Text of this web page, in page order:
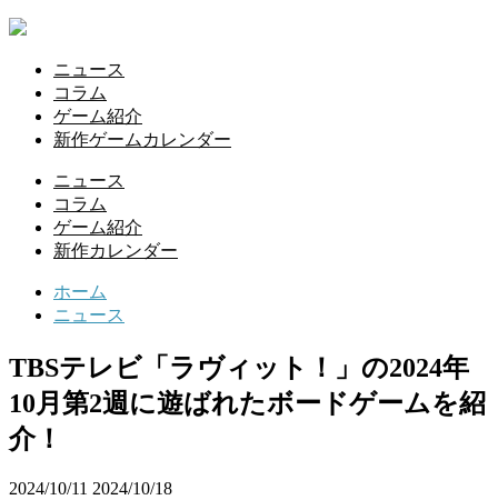
ニュース
コラム
ゲーム紹介
新作ゲームカレンダー
ニュース
コラム
ゲーム紹介
新作カレンダー
ホーム
ニュース
TBSテレビ「ラヴィット！」の2024年
10月第2週に遊ばれたボードゲームを紹
介！
2024/10/11 2024/10/18